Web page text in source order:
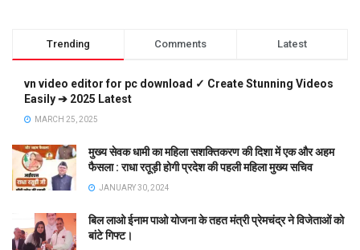
Trending Comments Latest
vn video editor for pc download ✓ Create Stunning Videos
Easily ➔ 2025 Latest
MARCH 25, 2025
मुख्य सेवक धामी का महिला सशक्तिकरण की दिशा में एक और अहम
फैसला : राधा रतूड़ी होगी प्रदेश की पहली महिला मुख्य सचिव
JANUARY 30, 2024
बिल लाओ ईनाम पाओ योजना के तहत मंत्री प्रेमचंद्र ने विजेताओं को
बांटे गिफ्ट।